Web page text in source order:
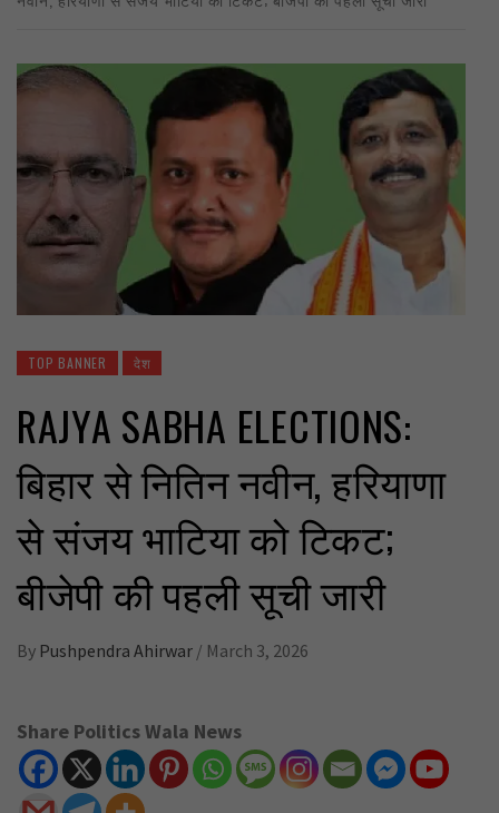
TOP BANNER देश
RAJYA SABHA ELECTIONS:
बिहार से नितिन नवीन, हरियाणा
से संजय भाटिया को टिकट;
बीजेपी की पहली सूची जारी
By Pushpendra Ahirwar / March 3, 2026
Share Politics Wala News